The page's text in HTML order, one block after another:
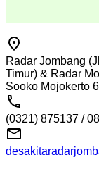
Radar Jombang
Timur) & Radar
Sooko Mojokerto
(0321) 875137 /